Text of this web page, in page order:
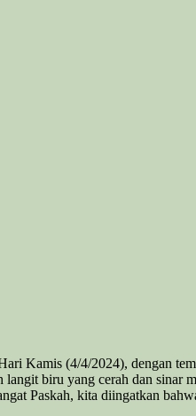
Kamis (4/4/2024), dengan
biru yang cerah dan sinar
Paskah, kita diingatkan